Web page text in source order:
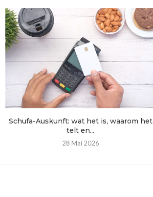
Schufa-Auskunft: wat het is, waarom het
telt en...
28 Mai 2026